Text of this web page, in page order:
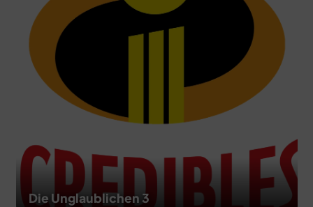
DEALS
MEIN HQ
Die Unglaublichen 3